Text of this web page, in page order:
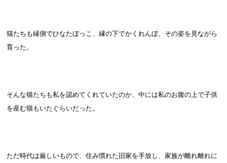
猫たちも縁側でひなたぼっこ、縁の下でかくれんぼ、その姿を見ながら
育った。
そんな猫たちも私を認めてくれていたのか、中には私のお腹の上で子供
を産む猫もいたぐらいだった。
ただ時代は厳しいもので、住み慣れた旧家を手放し、家族が離れ離れに